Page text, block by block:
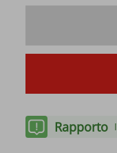
Rapporto